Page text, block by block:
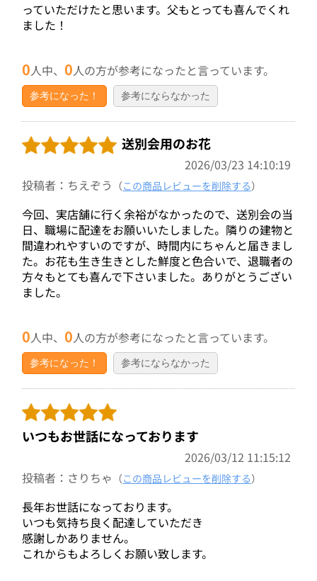
っていただけたと思います。父もとっても喜んでくれ
ました！
0人中、0人の方が参考になったと言っています。
参考になった！ 参考にならなかった
送別会用のお花
2026/03/23 14:10:19
投稿者：ちえぞう （この商品レビューを削除する）
今回、実店舗に行く余裕がなかったので、送別会の当
日、職場に配達をお願いいたしました。隣りの建物と
間違われやすいのですが、時間内にちゃんと届きまし
た。お花も生き生きとした鮮度と色合いで、退職者の
方々もとても喜んで下さいました。ありがとうござい
ました。
0人中、0人の方が参考になったと言っています。
参考になった！ 参考にならなかった
いつもお世話になっております
2026/03/12 11:15:12
投稿者：さりちゃ （この商品レビューを削除する）
長年お世話になっております。
いつも気持ち良く配達していただき
感謝しかありません。
これからもよろしくお願い致します。